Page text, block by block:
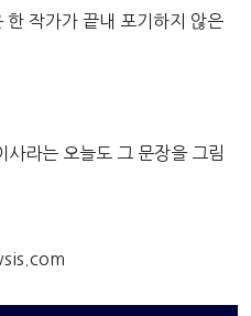
한 작가가 끝내 포기하지 않은
라는 오늘도 그 문장을 그림